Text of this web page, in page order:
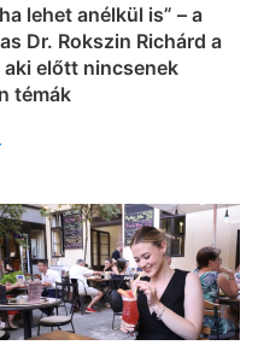
lehet anélkül is” – a
Dr. Rokszin Richárd a
előtt nincsenek
témák